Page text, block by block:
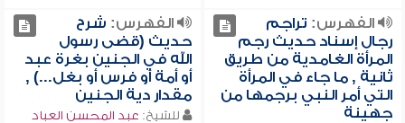
الفهرس: تراجم
رجال إسناد حديث رجم
المرأة الغامدية من طريق
ثانية , ما جاء في المرأة
التي أمر النبي برجمها من
جهينة
الفهرس: شرح
حديث (قضى رسول
الله في الجنين بغرة عبد
أو أمة أو فرس أو بغل...) ,
مقدار دية الجنين
للشيخ: عبد المحسن العباد